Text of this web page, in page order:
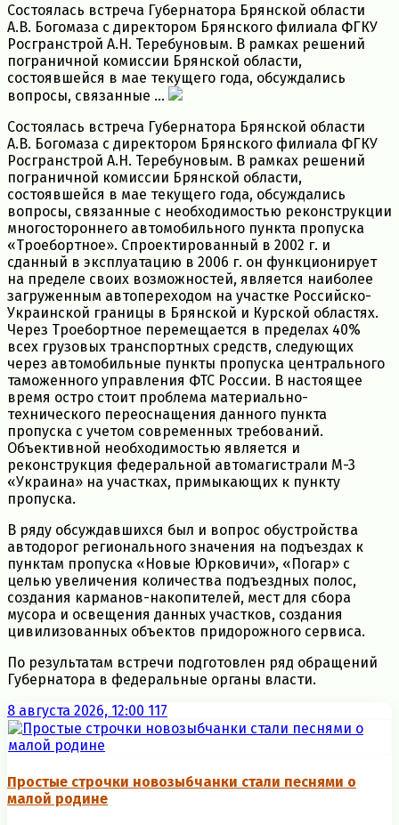
Состоялась встреча Губернатора Брянской области
А.В. Богомаза с директором Брянского филиала ФГКУ
Росгранстрой А.Н. Теребуновым. В рамках решений
пограничной комиссии Брянской области,
состоявшейся в мае текущего года, обсуждались
вопросы, связанные ...
Состоялась встреча Губернатора Брянской области
А.В. Богомаза с директором Брянского филиала ФГКУ
Росгранстрой А.Н. Теребуновым. В рамках решений
пограничной комиссии Брянской области,
состоявшейся в мае текущего года, обсуждались
вопросы, связанные с необходимостью реконструкции
многостороннего автомобильного пункта пропуска
«Троебортное». Спроектированный в 2002 г. и
сданный в эксплуатацию в 2006 г. он функционирует
на пределе своих возможностей, является наиболее
загруженным автопереходом на участке Российско-
Украинской границы в Брянской и Курской областях.
Через Троебортное перемещается в пределах 40%
всех грузовых транспортных средств, следующих
через автомобильные пункты пропуска центрального
таможенного управления ФТС России. В настоящее
время остро стоит проблема материально-
технического переоснащения данного пункта
пропуска с учетом современных требований.
Объективной необходимостью является и
реконструкция федеральной автомагистрали М-3
«Украина» на участках, примыкающих к пункту
пропуска.
В ряду обсуждавшихся был и вопрос обустройства
автодорог регионального значения на подъездах к
пунктам пропуска «Новые Юрковичи», «Погар» с
целью увеличения количества подъездных полос,
создания карманов-накопителей, мест для сбора
мусора и освещения данных участков, создания
цивилизованных объектов придорожного сервиса.
По результатам встречи подготовлен ряд обращений
Губернатора в федеральные органы власти.
8 августа 2026, 12:00 117
Простые строчки новозыбчанки стали песнями о
малой родине